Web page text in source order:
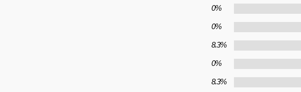
0%
0%
8.3%
0%
8.3%